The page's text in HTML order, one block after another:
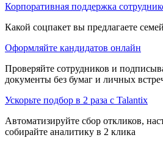
Корпоративная поддержка
Какой соцпакет вы предлагаете
Оформляйте кандидатов онлайн
Проверяйте сотрудников и
документы без бумаг и личных
Ускорьте подбор в 2 раза с Talantix
Автоматизируйте сбор откликов,
собирайте аналитику в 2 клика